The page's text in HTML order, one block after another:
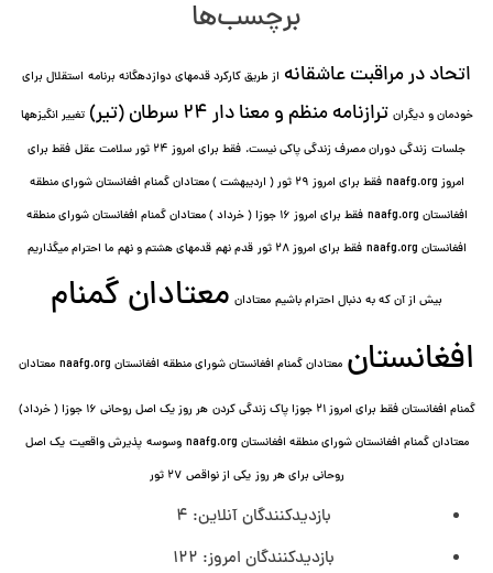
برچسب‌ها
اتحاد در مراقبت عاشقانه از طریق کارکرد قدمهای دوازده⁯گانه برنامه استقلال برای
خودمان و دیگران ترازنامه منظم و معنا دار ٢۴ سرطان (تیر)
تغییر انگیزه⁯ها
جلسات زندگی دوران مصرف زندگی پاکی نیست. فقط برای امروز 24 ثور سلامت عقل
فقط برای
امروز naafg.org
فقط برای امروز ٢٩ ثور ( اردیبهشت ) معتادان گمنام افغانستان شورای منطقه
افغانستان naafg.org
فقط برای امروز ۱۶ جوزا ( خرداد ) معتادان گمنام افغانستان شورای منطقه
افغانستان naafg.org
فقط برای امروز ۲۸ ثور قدم نهم قدمهای هشتم و نهم ما احترام میگذاریم
بیش از آن که به دنبال احترام باشیم معتادان معتادان گمنام
افغانستان معتادان گمنام افغانستان شورای منطقه افغانستان naafg.org معتادان
گمنام افغانستان فقط برای امروز ۲۱ جوزا پاک زندگی کردن
هر روز یک اصل روحانی ۱۶ جوزا ( خرداد)
معتادان گمنام افغانستان شورای منطقه افغانستان naafg.org
وسوسه پذيرش واقعیت یک اصل
روحانی برای هر روز یکی از نواقص ۲۷ ثور
بازدیدکنندگان آنلاین: 4
بازدیدکنندگان امروز: 122